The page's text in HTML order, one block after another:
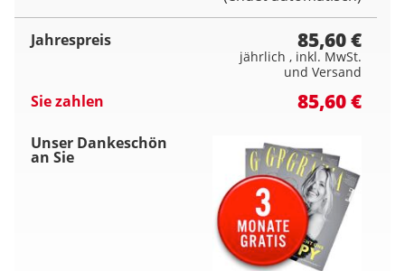
Jahrespreis 85,60 €
jährlich , inkl. MwSt.
und Versand
Sie zahlen 85,60 €
Unser Dankeschön
an Sie